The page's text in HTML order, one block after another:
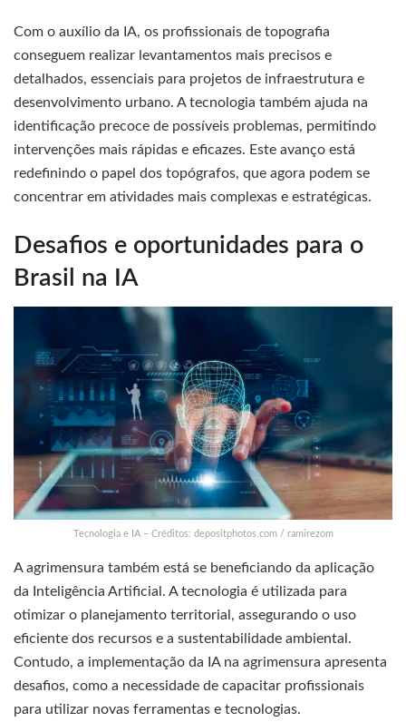
Com o auxílio da IA, os profissionais de topografia
conseguem realizar levantamentos mais precisos e
detalhados, essenciais para projetos de infraestrutura e
desenvolvimento urbano. A tecnologia também ajuda na
identificação precoce de possíveis problemas, permitindo
intervenções mais rápidas e eficazes. Este avanço está
redefinindo o papel dos topógrafos, que agora podem se
concentrar em atividades mais complexas e estratégicas.
Desafios e oportunidades para o
Brasil na IA
Tecnologia e IA – Créditos: depositphotos.com / ramirezom
A agrimensura também está se beneficiando da aplicação
da Inteligência Artificial. A tecnologia é utilizada para
otimizar o planejamento territorial, assegurando o uso
eficiente dos recursos e a sustentabilidade ambiental.
Contudo, a implementação da IA na agrimensura apresenta
desafios, como a necessidade de capacitar profissionais
para utilizar novas ferramentas e tecnologias.